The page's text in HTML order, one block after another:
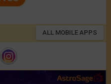
ALL MOBILE APPS